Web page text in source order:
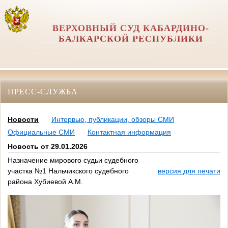
ВЕРХОВНЫЙ СУД КАБАРДИНО-
БАЛКАРСКОЙ РЕСПУБЛИКИ
ПРЕСС-СЛУЖБА
Новости
Интервью, публикации, обзоры СМИ
Официальные СМИ
Контактная информация
Новость от 29.01.2026
Назначение мирового судьи судебного
участка №1 Нальчикского судебного
района Хубиевой А.М.
версия для печати